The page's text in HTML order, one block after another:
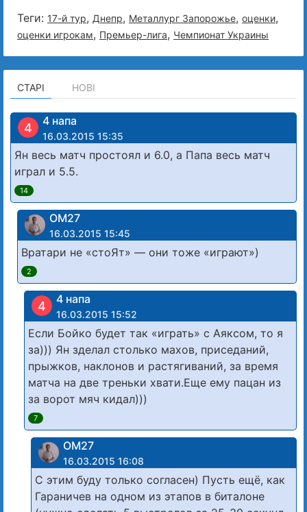
Теги: 17-й тур, Днепр, Металлург Запорожье, оценки,
оценки игрокам, Премьер-лига, Чемпионат Украины
СТАРІ НОВІ
4 4 напа
16.03.2015 15:35
Ян весь матч простоял и 6.0, а Папа весь матч
играл и 5.5.
14
ОМ27
16.03.2015 15:45
Вратари не «стоЯт» — они тоже «играют»)
2
4 4 напа
16.03.2015 15:52
Если Бойко будет так «играть» с Аяксом, то я
за))) Ян зделал столько махов, приседаний,
прыжков, наклонов и растягиваний, за время
матча на две треньки хвати.Еще ему пацан из
за ворот мяч кидал)))
7
ОМ27
16.03.2015 16:08
С этим буду только согласен) Пусть ещё, как
Гараничев на одном из этапов в биталоне